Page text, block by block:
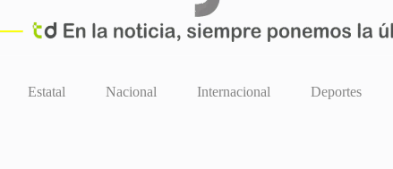
Estatal Nacional Internacional Deportes